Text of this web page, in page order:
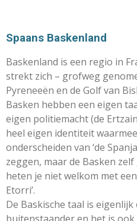
Spaans Baskenland
Baskenland is een regio in
strekt zich – grofweg
Pyreneeën en de Golf van
Basken hebben een eigen
eigen politiemacht (de
heel eigen identiteit
onderscheiden van ‘de
zeggen, maar de Basken zelf
heten je niet welkom met
Etorri’.
De Baskische taal is